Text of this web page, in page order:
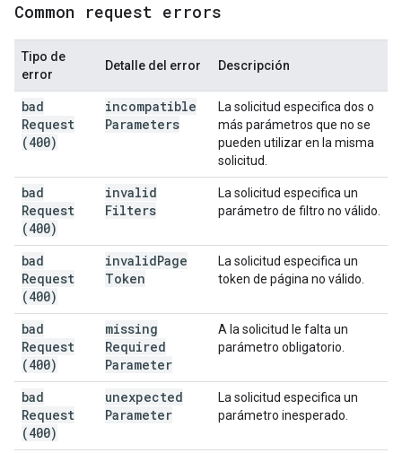
Common request errors
Tipo de
error
Detalle del error Descripción
bad
Request
(400)
incompatible
Parameters
La solicitud especifica dos o
más parámetros que no se
pueden utilizar en la misma
solicitud.
bad
Request
(400)
invalid
Filters
La solicitud especifica un
parámetro de filtro no válido.
bad
Request
(400)
invalidPage
Token
La solicitud especifica un
token de página no válido.
bad
Request
(400)
missing
Required
Parameter
A la solicitud le falta un
parámetro obligatorio.
bad
Request
(400)
unexpected
Parameter
La solicitud especifica un
parámetro inesperado.